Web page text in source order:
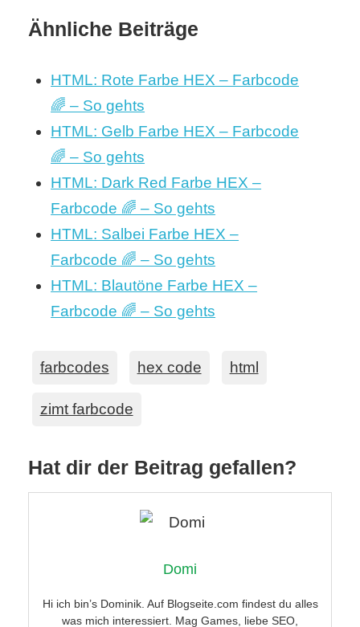
Ähnliche Beiträge
HTML: Rote Farbe HEX – Farbcode
🌈 – So gehts
HTML: Gelb Farbe HEX – Farbcode
🌈 – So gehts
HTML: Dark Red Farbe HEX –
Farbcode 🌈 – So gehts
HTML: Salbei Farbe HEX –
Farbcode 🌈 – So gehts
HTML: Blautöne Farbe HEX –
Farbcode 🌈 – So gehts
farbcodes hex code html
zimt farbcode
Hat dir der Beitrag gefallen?
Domi
Hi ich bin’s Dominik. Auf Blogseite.com findest du alles
was mich interessiert. Mag Games, liebe SEO,